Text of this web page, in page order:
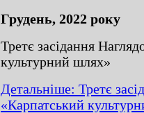
Грудень, 2022 року
Третє засідання
культурний шлях»
Детальніше: Третє
«Карпатський